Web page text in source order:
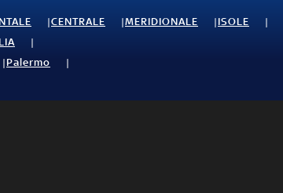
CENTRALE MERIDIONALE
ISOLE
Palermo